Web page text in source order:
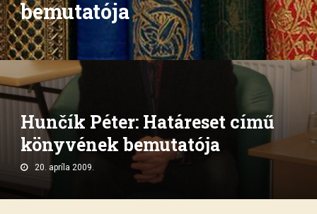
bemutatója
Hunčík Péter: Határeset című
könyvének bemutatója
20. apríla 2009.